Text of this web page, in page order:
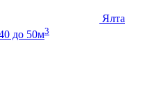
Ялта
до 50м3